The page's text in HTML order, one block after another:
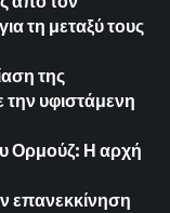
τη μεταξύ τους
της
την υφιστάμενη
Ορμούζ: Η αρχή
επανεκκίνηση